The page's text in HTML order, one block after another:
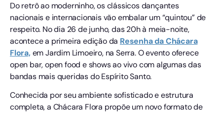
Do retrô ao moderninho, os clássicos dançantes
nacionais e internacionais vão embalar um “quintou” de
respeito. No dia 26 de junho, das 20h à meia-noite,
acontece a primeira edição da Resenha da Chácara
Flora, em Jardim Limoeiro, na Serra. O evento oferece
open bar, open food e shows ao vivo com algumas das
bandas mais queridas do Espírito Santo.
Conhecida por seu ambiente sofisticado e estrutura
completa, a Chácara Flora propõe um novo formato de